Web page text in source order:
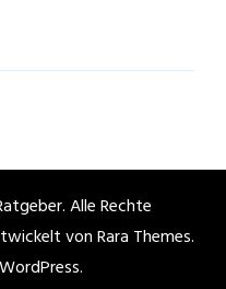
. Alle Rechte
vonRara Themes.
WordPress.